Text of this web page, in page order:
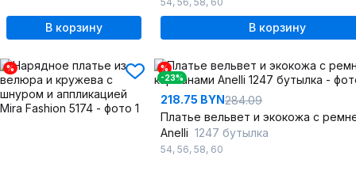
В корзину В корзину
%
%
-23%
218.75 BYN284.09
Anelli 1247 бутылка
54, 56, 58, 60